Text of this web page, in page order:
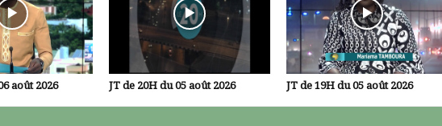
août 2026 JT de 20H du 05 août 2026 JT de 19H du 05 août 2026